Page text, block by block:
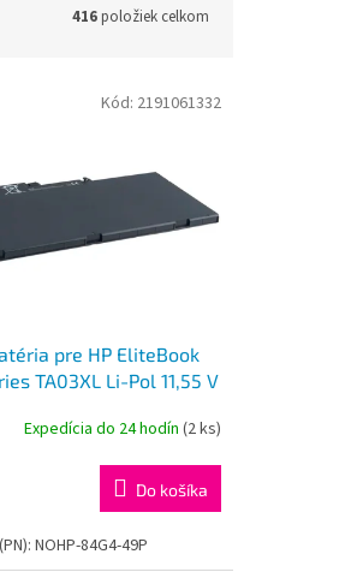
416položiek celkom
pre HP EliteBook
TA03XL Li-Pol 11,55 V
Expedícia do 24 hodín (2 ks)
Do košíka
NOHP-84G4-49P
Kód: 2191061332